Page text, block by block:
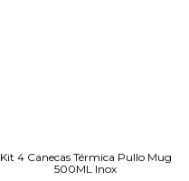
Kit 4 Canecas Térmica Pullo Mug
500ML Inox